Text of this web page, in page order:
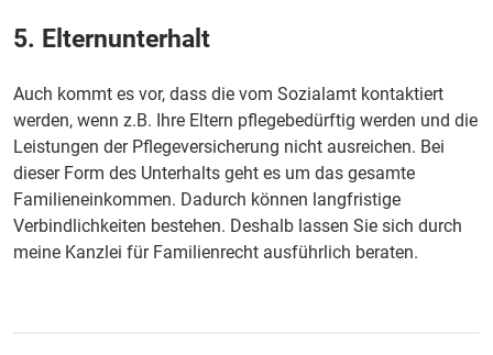
5. Elternunterhalt
Auch kommt es vor, dass die vom Sozialamt kontaktiert
werden, wenn z.B. Ihre Eltern pflegebedürftig werden und die
Leistungen der Pflegeversicherung nicht ausreichen. Bei
dieser Form des Unterhalts geht es um das gesamte
Familieneinkommen. Dadurch können langfristige
Verbindlichkeiten bestehen. Deshalb lassen Sie sich durch
meine Kanzlei für Familienrecht ausführlich beraten.